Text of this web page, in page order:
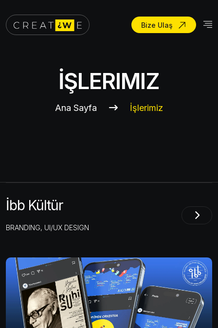
Bize Ulaş
İŞLERIMIZ
Ana Sayfa İşlerimiz
İbb Kültür
BRANDING, UI/UX DESIGN